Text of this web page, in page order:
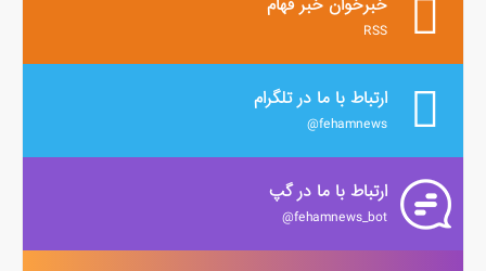
خبرخوان خبر فهام
RSS
ارتباط با ما در تلگرام
fehamnews@
ارتباط با ما در گپ
fehamnews_bot@